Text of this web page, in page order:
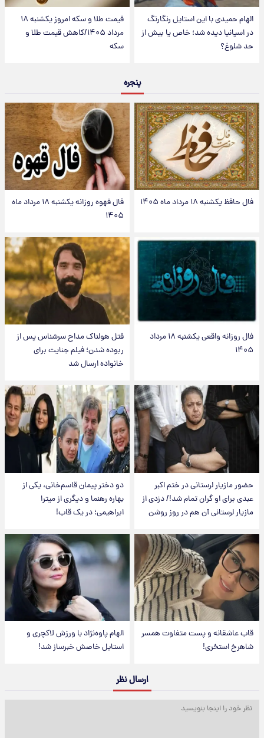
الهام حمیدی با این استایل رنگارنگ
در اسپانیا دیده شد؛ خاص یا بیش از
حد شلوغ؟
قیمت طلا و سکه امروز یکشنبه ۱۸
مرداد ۱۴۰۵/کاهش قیمت طلا و
سکه
پنجره
فال حافظ یکشنبه ۱۸ مرداد ماه ۱۴۰۵
فال قهوه روزانه یکشنبه ۱۸ مرداد ماه
۱۴۰۵
فال روزانه واقعی یکشنبه ۱۸ مرداد
۱۴۰۵
قتل هولناک مداح سرشناس پس از
ربوده شدن؛ فیلم جنایت برای
خانواده ارسال شد
حضور مازیار لرستانی در ختم اکبر
عبدی برای او گران تمام شد!/ دزدی از
مازیار لرستانی آن هم در روز روشن
دو دختر پیمان قاسم‌خانی، یکی از
بهاره رهنما و دیگری از میترا
ابراهیمی؛ در یک قاب!
قاب عاشقانه و پست متفاوت همسر
شاهرخ استخری!
الهام پاوه‌نژاد با ورزش لاکچری و
استایل خاصش خبرساز شد!
ارسال نظر